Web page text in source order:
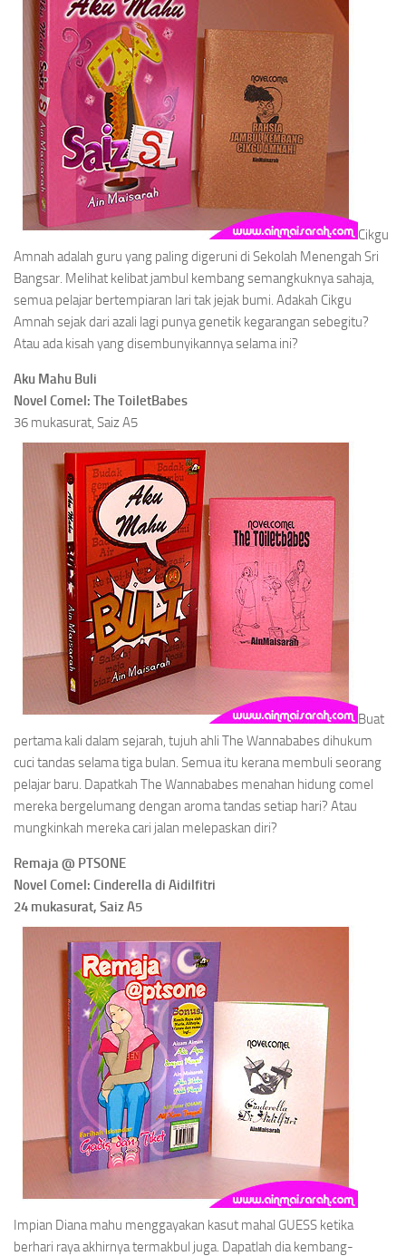
Cikgu
Amnah adalah guru yang paling digeruni di Sekolah Menengah Sri
Bangsar. Melihat kelibat jambul kembang semangkuknya sahaja,
semua pelajar bertempiaran lari tak jejak bumi. Adakah Cikgu
Amnah sejak dari azali lagi punya genetik kegarangan sebegitu?
Atau ada kisah yang disembunyikannya selama ini?
Aku Mahu Buli
Novel Comel: The ToiletBabes
36 mukasurat, Saiz A5
Buat
pertama kali dalam sejarah, tujuh ahli The Wannababes dihukum
cuci tandas selama tiga bulan. Semua itu kerana membuli seorang
pelajar baru. Dapatkah The Wannababes menahan hidung comel
mereka bergelumang dengan aroma tandas setiap hari? Atau
mungkinkah mereka cari jalan melepaskan diri?
Remaja @ PTSONE
Novel Comel: Cinderella di Aidilfitri
24 mukasurat, Saiz A5
Impian Diana mahu menggayakan kasut mahal GUESS ketika
berhari raya akhirnya termakbul juga. Dapatlah dia kembang-